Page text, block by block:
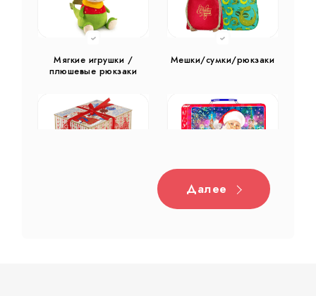
Мягкие игрушки /
плюшевые рюкзаки
Мешки/сумки/рюкзаки
Жестяная
Далее